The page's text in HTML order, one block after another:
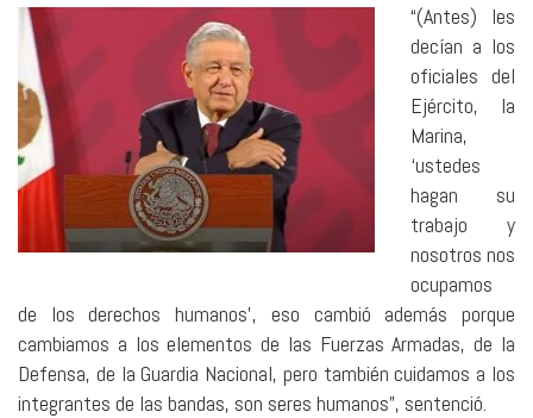
“(Antes) les
decían a los
oficiales del
Ejército, la
Marina,
‘ustedes
hagan su
trabajo y
nosotros nos
ocupamos
de los derechos humanos’, eso cambió además porque
cambiamos a los elementos de las Fuerzas Armadas, de la
Defensa, de la Guardia Nacional, pero también cuidamos a los
integrantes de las bandas, son seres humanos”, sentenció.